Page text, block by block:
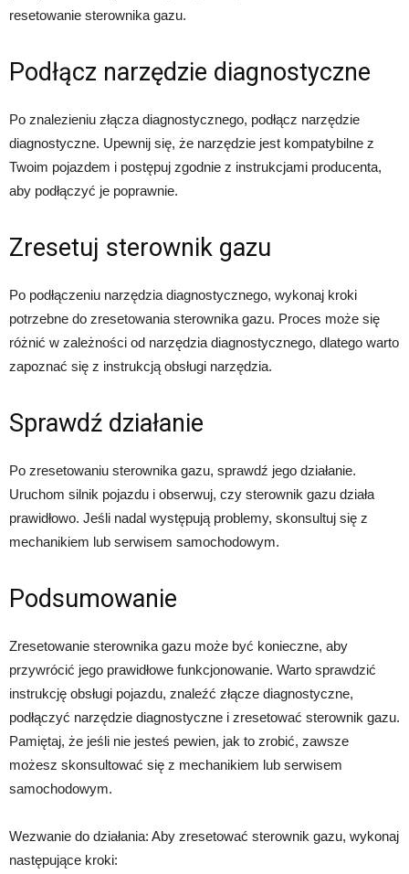
resetowanie sterownika gazu.
Podłącz narzędzie diagnostyczne
Po znalezieniu złącza diagnostycznego, podłącz narzędzie
diagnostyczne. Upewnij się, że narzędzie jest kompatybilne z
Twoim pojazdem i postępuj zgodnie z instrukcjami producenta,
aby podłączyć je poprawnie.
Zresetuj sterownik gazu
Po podłączeniu narzędzia diagnostycznego, wykonaj kroki
potrzebne do zresetowania sterownika gazu. Proces może się
różnić w zależności od narzędzia diagnostycznego, dlatego warto
zapoznać się z instrukcją obsługi narzędzia.
Sprawdź działanie
Po zresetowaniu sterownika gazu, sprawdź jego działanie.
Uruchom silnik pojazdu i obserwuj, czy sterownik gazu działa
prawidłowo. Jeśli nadal występują problemy, skonsultuj się z
mechanikiem lub serwisem samochodowym.
Podsumowanie
Zresetowanie sterownika gazu może być konieczne, aby
przywrócić jego prawidłowe funkcjonowanie. Warto sprawdzić
instrukcję obsługi pojazdu, znaleźć złącze diagnostyczne,
podłączyć narzędzie diagnostyczne i zresetować sterownik gazu.
Pamiętaj, że jeśli nie jesteś pewien, jak to zrobić, zawsze
możesz skonsultować się z mechanikiem lub serwisem
samochodowym.
Wezwanie do działania: Aby zresetować sterownik gazu, wykonaj
następujące kroki: